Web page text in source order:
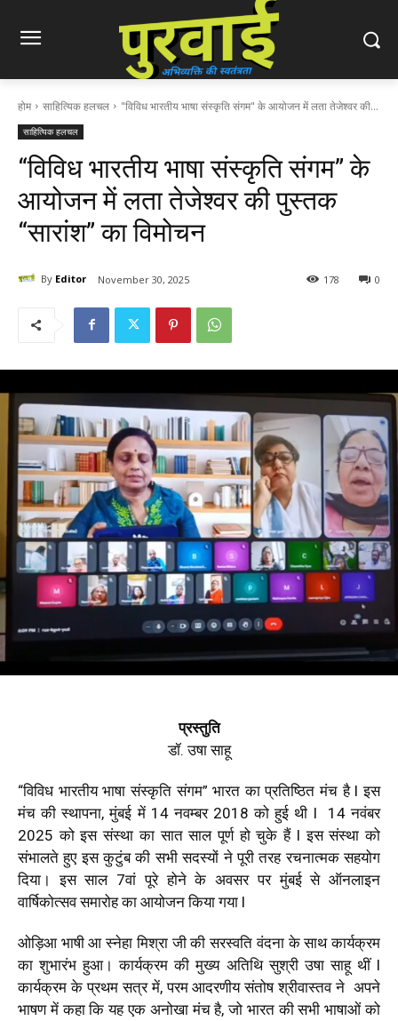
होम साहित्यिक हलचल "विविध भारतीय भाषा संस्कृति संगम" के आयोजन में लता तेजेश्वर की...
साहित्यिक हलचल
“विविध भारतीय भाषा संस्कृति संगम” के
आयोजन में लता तेजेश्वर की पुस्तक
“सारांश” का विमोचन
By Editor November 30, 2025 0
178
प्रस्तुति
डॉ. उषा साहू
“विविध भारतीय भाषा संस्कृति संगम” भारत का प्रतिष्ठित मंच है l इस
मंच की स्थापना, मुंबई में 14 नवम्बर 2018 को हुई थी l 14 नवंबर
2025 को इस संस्था का सात साल पूर्ण हो चुके हैं l इस संस्था को
संभालते हुए इस कुटुंब की सभी सदस्यों ने पूरी तरह रचनात्मक सहयोग
दिया। इस साल 7वां पूरे होने के अवसर पर मुंबई से ऑनलाइन
वार्षिकोत्सव समारोह का आयोजन किया गया l
ओड़िआ भाषी आ स्नेहा मिश्रा जी की सरस्वति वंदना के साथ कार्यक्रम
का शुभारंभ हुआ। कार्यक्रम की मुख्य अतिथि सुश्री उषा साहू थीं l
कार्यक्रम के प्रथम सत्र में, परम आदरणीय संतोष श्रीवास्तव ने अपने
भाषण में कहा कि यह एक अनोखा मंच है, जो भारत की सभी भाषाओं को